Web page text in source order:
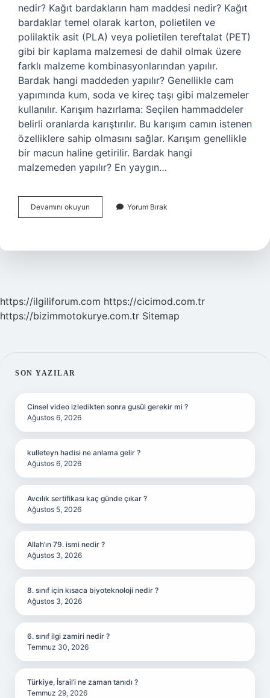
nedir? Kağıt bardakların ham maddesi nedir? Kağıt
bardaklar temel olarak karton, polietilen ve
polilaktik asit (PLA) veya polietilen tereftalat (PET)
gibi bir kaplama malzemesi de dahil olmak üzere
farklı malzeme kombinasyonlarından yapılır.
Bardak hangi maddeden yapılır? Genellikle cam
yapımında kum, soda ve kireç taşı gibi malzemeler
kullanılır. Karışım hazırlama: Seçilen hammaddeler
belirli oranlarda karıştırılır. Bu karışım camın istenen
özelliklere sahip olmasını sağlar. Karışım genellikle
bir macun haline getirilir. Bardak hangi
malzemeden yapılır? En yaygın…
Devamını okuyun Bardağın
Hammaddesi
Yorum Bırak
https://ilgiliforum.com https://cicimod.com.tr
https://bizimmotokurye.com.tr Sitemap
SIDEBAR
SON YAZILAR
Cinsel video izledikten sonra gusül gerekir mi ?
Ağustos 6, 2026
kulleteyn hadisi ne anlama gelir ?
Ağustos 6, 2026
Avcılık sertifikası kaç günde çıkar ?
Ağustos 5, 2026
Allah’ın 79. ismi nedir ?
Ağustos 3, 2026
8. sınıf için kısaca biyoteknoloji nedir ?
Ağustos 3, 2026
6. sınıf ilgi zamiri nedir ?
Temmuz 30, 2026
Türkiye, İsrail’i ne zaman tanıdı ?
Temmuz 29, 2026